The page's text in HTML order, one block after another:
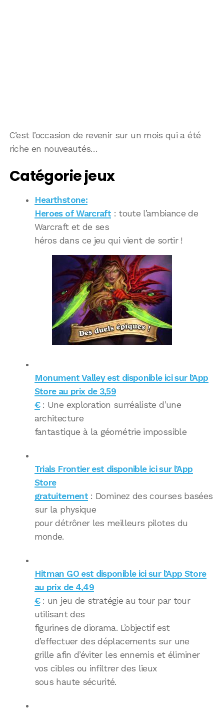
C’est l’occasion de revenir sur un mois qui a été
riche en nouveautés…
Catégorie jeux
Hearthstone:
Heroes of Warcraft : toute l’ambiance de
Warcraft et de ses
héros dans ce jeu qui vient de sortir !
Monument Valley est disponible ici sur l’App
Store au prix de 3,59
€: Une exploration surréaliste d’une
architecture
fantastique à la géométrie impossible
Trials Frontier est disponible ici sur l’App
Store
gratuitement: Dominez des courses basées
sur la physique
pour détrôner les meilleurs pilotes du
monde.
Hitman GO est disponible ici sur l’App Store
au prix de 4,49
€: un jeu de stratégie au tour par tour
utilisant des
figurines de diorama. L’objectif est
d’effectuer des déplacements sur une
grille afin d’éviter les ennemis et éliminer
vos cibles ou infiltrer des lieux
sous haute sécurité.